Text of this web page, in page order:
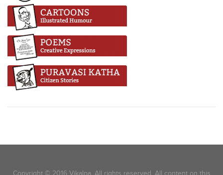
Copyright © 2016 Vikalpa. All rights reserved. All content on this